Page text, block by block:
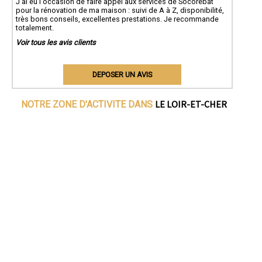
pour la rénovation de ma maison : suivi de A à Z, disponibilité,
très bons conseils, excellentes prestations. Je recommande
totalement.
Voir tous les avis clients
DEPOSER UN AVIS
NOTRE ZONE D'ACTIVITE DANS LE LOIR-ET-CHER